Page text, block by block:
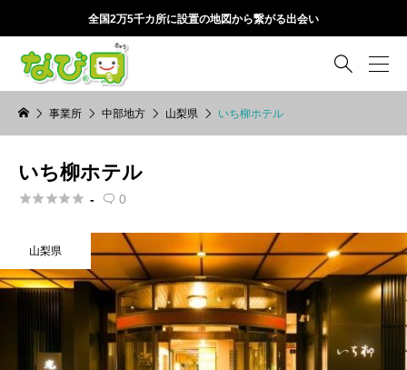
全国2万5千カ所に設置の地図から繋がる出会い

事業所 中部地方 山梨県 いち柳ホテル
いち柳ホテル
 -  0
山梨県